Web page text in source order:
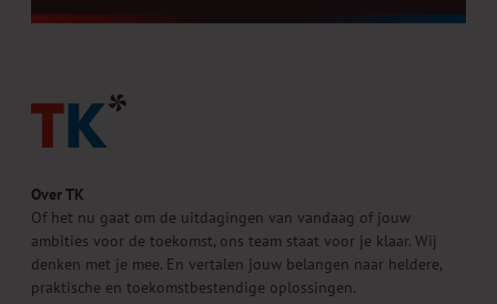
Over TK
Of het nu gaat om de uitdagingen van vandaag of jouw
ambities voor de toekomst, ons team staat voor je klaar. Wij
denken met je mee. En vertalen jouw belangen naar heldere,
praktische en toekomstbestendige oplossingen.